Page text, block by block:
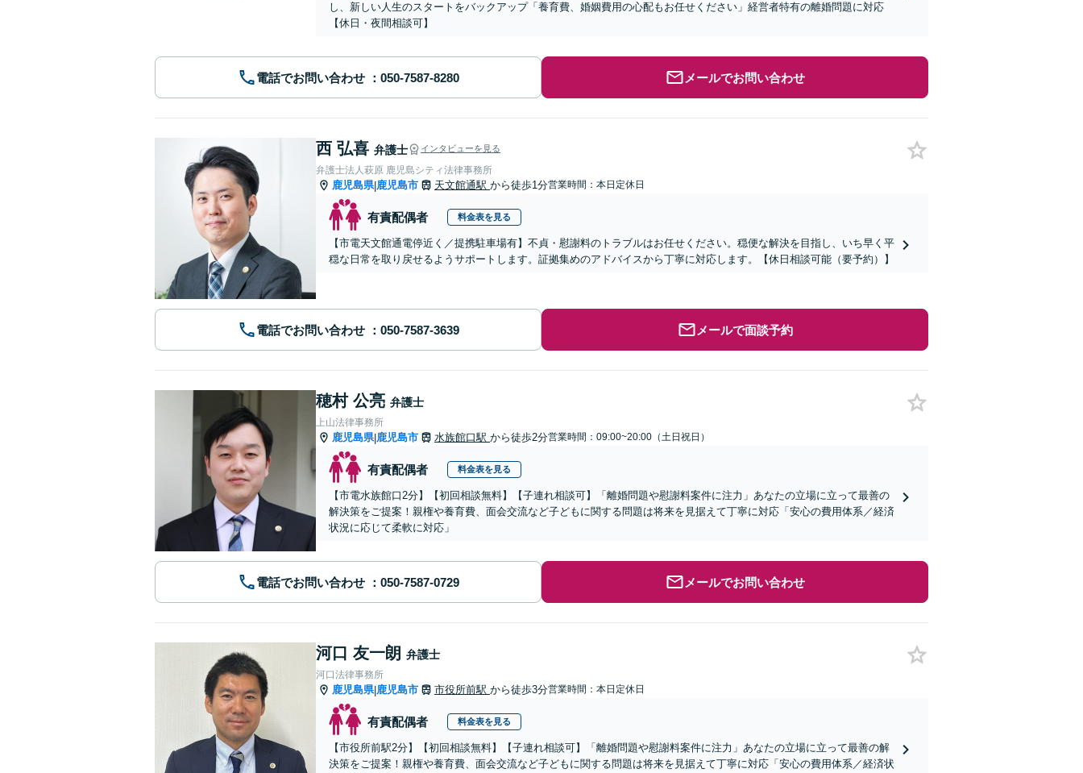
し、新しい人生のスタートをバックアップ「養育費、婚姻費用の心配もお任せください」経営者特有の離婚問題に対応
【休日・夜間相談可】
電話でお問い合わせ メールでお問い合わせ
西 弘喜 弁護士 インタビューを見る
弁護士法人萩原 鹿児島シティ法律事務所
鹿児島県|鹿児島市 天文館通駅 から徒歩1分営業時間：本日定休日
有責配偶者 料金表を見る
【市電天文館通電停近く／提携駐車場有】不貞・慰謝料のトラブルはお任せください。穏便な解決を目指し、いち早く平
穏な日常を取り戻せるようサポートします。証拠集めのアドバイスから丁寧に対応します。【休日相談可能（要予約）】
電話でお問い合わせ メールで面談予約
穂村 公亮 弁護士
上山法律事務所
鹿児島県|鹿児島市 水族館口駅 から徒歩2分営業時間：09:00~20:00（土日祝日）
有責配偶者 料金表を見る
【市電水族館口2分】【初回相談無料】【子連れ相談可】「離婚問題や慰謝料案件に注力」あなたの立場に立って最善の
解決策をご提案！親権や養育費、面会交流など子どもに関する問題は将来を見据えて丁寧に対応「安心の費用体系／経済
状況に応じて柔軟に対応」
電話でお問い合わせ メールでお問い合わせ
河口 友一朗 弁護士
河口法律事務所
鹿児島県|鹿児島市 市役所前駅 から徒歩3分営業時間：本日定休日
有責配偶者 料金表を見る
【市役所前駅2分】【初回相談無料】【子連れ相談可】「離婚問題や慰謝料案件に注力」あなたの立場に立って最善の解
決策をご提案！親権や養育費、面会交流など子どもに関する問題は将来を見据えて丁寧に対応「安心の費用体系／経済状